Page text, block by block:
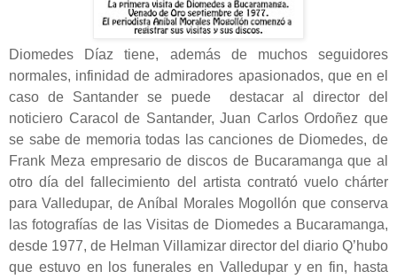
Diomedes Díaz tiene, además de muchos seguidores
normales, infinidad de admiradores apasionados, que en el
caso de Santander se puede destacar al director del
noticiero Caracol de Santander, Juan Carlos Ordoñez que
se sabe de memoria todas las canciones de Diomedes, de
Frank Meza empresario de discos de Bucaramanga que al
otro día del fallecimiento del artista contrató vuelo chárter
para Valledupar, de Aníbal Morales Mogollón que conserva
las fotografías de las Visitas de Diomedes a Bucaramanga,
desde 1977, de Helman Villamizar director del diario Q’hubo
que estuvo en los funerales en Valledupar y en fin, hasta